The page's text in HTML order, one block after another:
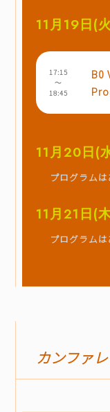
11月19日(
17:15
～
18:45
B0
11月20日(
プログラム
11月21日(
プログラム
カンファ